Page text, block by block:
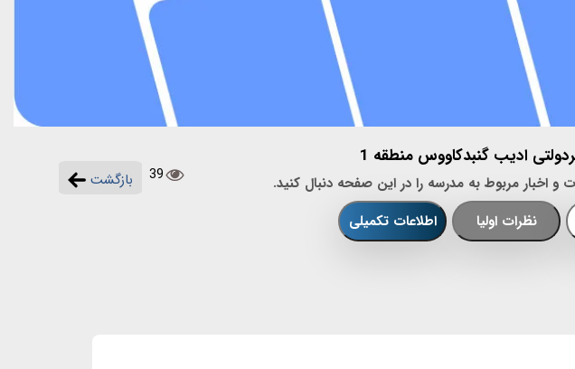
بازگشت 39
ادیب گنبدکاووس منطقه 1
اخبار مربوط به مدرسه را در این صفحه دنبال کنید.
نظرات اولیا اطلاعات تکمیلی